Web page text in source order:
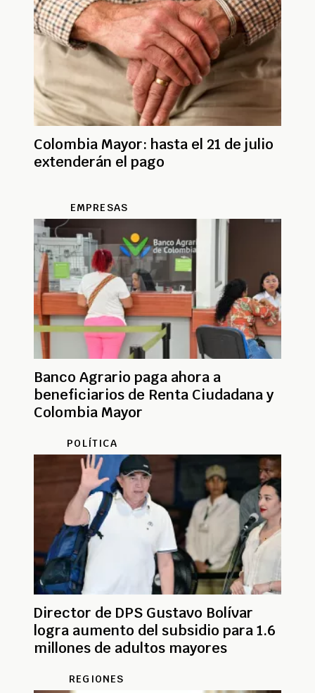
Colombia Mayor: hasta el 21 de julio
extenderán el pago
EMPRESAS
Banco Agrario paga ahora a
beneficiarios de Renta Ciudadana y
Colombia Mayor
POLÍTICA
Director de DPS Gustavo Bolívar
logra aumento del subsidio para 1.6
millones de adultos mayores
REGIONES